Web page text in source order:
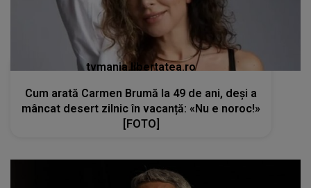
tvmania.libertatea.ro
Cum arată Carmen Brumă la 49 de ani, deși a
mâncat desert zilnic în vacanță: «Nu e noroc!»
[FOTO]